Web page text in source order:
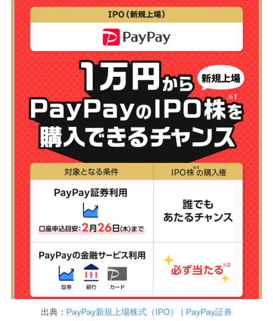
出典： PayPay新規上場株式（IPO） | PayPay証券